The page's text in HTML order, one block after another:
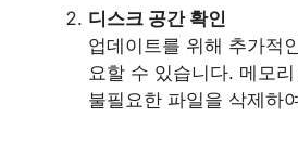
디스크 공간 확인
업데이트를 위해 추가적
요할 수 있습니다. 메모
불필요한 파일을 삭제하